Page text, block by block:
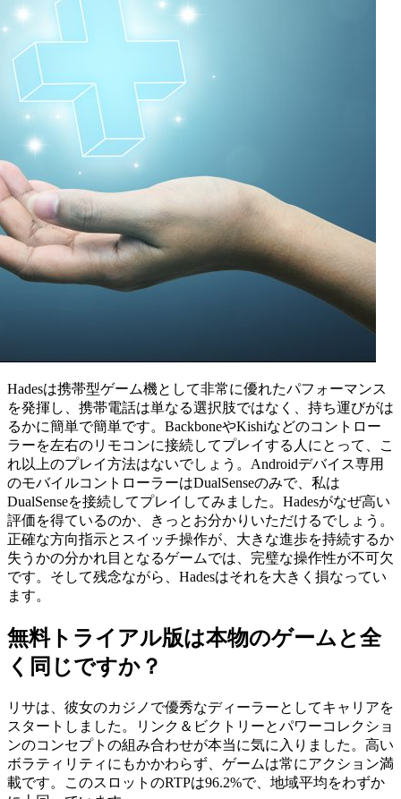
Hadesは携帯型ゲーム機として非常に優れたパフォーマンス
を発揮し、携帯電話は単なる選択肢ではなく、持ち運びがは
るかに簡単で簡単です。BackboneやKishiなどのコントロー
ラーを左右のリモコンに接続してプレイする人にとって、こ
れ以上のプレイ方法はないでしょう。Androidデバイス専用
のモバイルコントローラーはDualSenseのみで、私は
DualSenseを接続してプレイしてみました。Hadesがなぜ高い
評価を得ているのか、きっとお分かりいただけるでしょう。
正確な方向指示とスイッチ操作が、大きな進歩を持続するか
失うかの分かれ目となるゲームでは、完璧な操作性が不可欠
です。そして残念ながら、Hadesはそれを大きく損なってい
ます。
無料トライアル版は本物のゲームと全
く同じですか？
リサは、彼女のカジノで優秀なディーラーとしてキャリアを
スタートしました。リンク＆ビクトリーとパワーコレクショ
ンのコンセプトの組み合わせが本当に気に入りました。高い
ボラティリティにもかかわらず、ゲームは常にアクション満
載です。このスロットのRTPは96.2%で、地域平均をわずか